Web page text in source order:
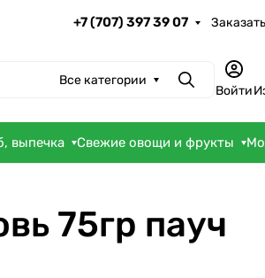
+7 (707) 397 39 07
Все категории ПоискВойти
выпечка Свежие овощи и фрукты
75гр пауч